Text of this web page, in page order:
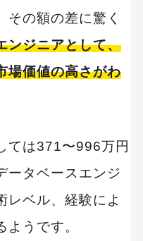
その額の差に驚く
ンジニアとして、
場価値の高さがわ
ては371〜996万円
ータベースエンジ
レベル、経験によ
ようです。